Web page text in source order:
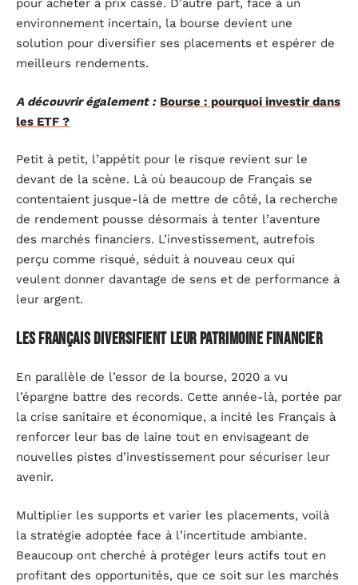
pour acheter à prix cassé. D’autre part, face à un
environnement incertain, la bourse devient une
solution pour diversifier ses placements et espérer de
meilleurs rendements.
A découvrir également : Bourse : pourquoi investir dans
les ETF ?
Petit à petit, l’appétit pour le risque revient sur le
devant de la scène. Là où beaucoup de Français se
contentaient jusque-là de mettre de côté, la recherche
de rendement pousse désormais à tenter l’aventure
des marchés financiers. L’investissement, autrefois
perçu comme risqué, séduit à nouveau ceux qui
veulent donner davantage de sens et de performance à
leur argent.
Les Français diversifient leur patrimoine financier
En parallèle de l’essor de la bourse, 2020 a vu
l’épargne battre des records. Cette année-là, portée par
la crise sanitaire et économique, a incité les Français à
renforcer leur bas de laine tout en envisageant de
nouvelles pistes d’investissement pour sécuriser leur
avenir.
Multiplier les supports et varier les placements, voilà
la stratégie adoptée face à l’incertitude ambiante.
Beaucoup ont cherché à protéger leurs actifs tout en
profitant des opportunités, que ce soit sur les marchés